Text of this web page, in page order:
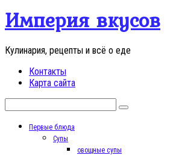
Перейти
контенту
Империя вкусов
Кулинария, рецепты и всё о еде
Контакты
Карта сайта
Первые блюда
Супы
овощные супы